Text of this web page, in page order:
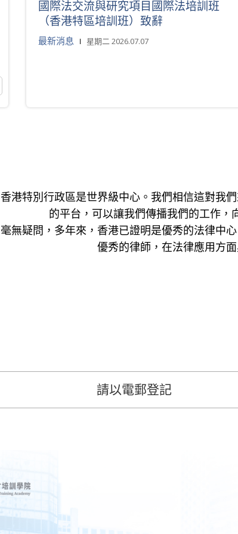
國際法交流與研究項目國際法培訓班
（香港特區培訓班）致辭
最新消息 星期二 2026.07.07
香港特別行政區是世界級中心。我們相信這對我
的平台，可以讓我們傳播我們的工作，
毫無疑問，多年來，香港已證明是優秀的法律中
優秀的律師，在法律應用方